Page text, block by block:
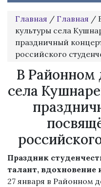
Главная / Главная /
культуры села
праздничный
российского
В Районном
села
Праздник
талант,
27 января в Районном